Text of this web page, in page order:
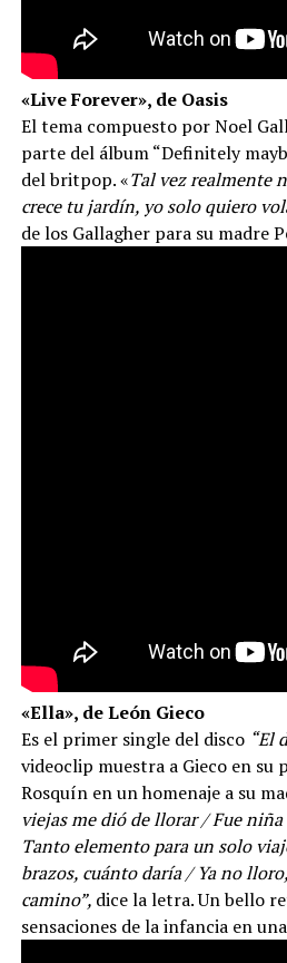
«Live Forever», de Oasis
El tema compuesto por Noel
parte del álbum “Definitely
del britpop. «Tal vez realmente
crece tu jardín, yo solo quiero
de los Gallagher para su madre
«Ella», de León Gieco
Es el primer single del disco “El
videoclip muestra a Gieco en su
Rosquín en un homenaje a su
viejas me dió de llorar / Fue
Tanto elemento para un solo
brazos, cuánto daría / Ya no
camino”, dice la letra. Un bello
sensaciones de la infancia en